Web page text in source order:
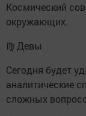
Космический
окружающих.
♍ Девы
Сегодня будет
аналитические
сложных